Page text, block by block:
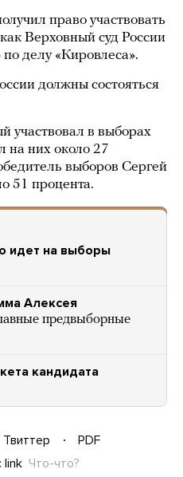
право участвовать
Верховный суд России
делу «Кировлеса».
должны состояться
участвовал в выборах
на них около 27
выборов Сергей
51 процента.
идет на выборы
Алексея
предвыборные
кандидата
Твиттер
PDF
link Что-что?